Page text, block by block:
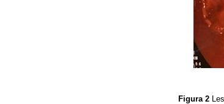
Figura 2